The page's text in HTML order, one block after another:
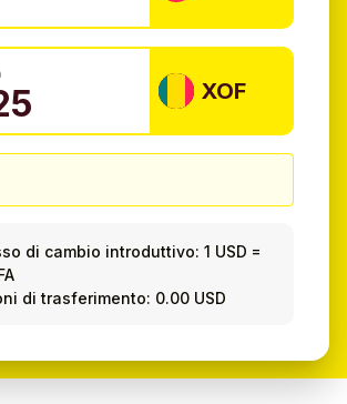
XOF
di cambio introduttivo: 1 USD =
di trasferimento: 0.00 USD